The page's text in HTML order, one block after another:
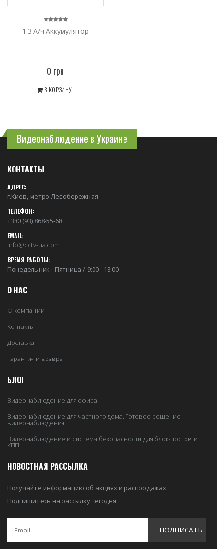
1.3 А/ч Аккумулятор
0 грн
В КОРЗИНУ
Видеонаблюдение в Украине
КОНТАКТЫ
АДРЕС:
г.Киев, метро Левобережная
ТЕЛЕФОН:
+380 (93) 868-55-68
EMAIL:
info@cctv-ua.com
ВРЕМЯ РАБОТЫ:
Понедельник - Пятница / 9:00 - 18:00
О НАС
О компании
Контакты
Доставка
Гарантия и возврат
БЛОГ
Видеонаблюдение для офиса
Видеонаблюдение для частного дома. Готовое решение
видеонаблюдения.
Видеонаблюдение и система безопасности для блок-постов и
КПП
НОВОСТНАЯ РАССЫЛКА
Получайте информацию об акциях и распродажах
Подпишитесь на рассылку сегодня
ПОДПИСАТЬ